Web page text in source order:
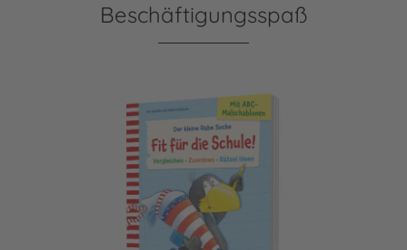
Beschäftigungsspaß